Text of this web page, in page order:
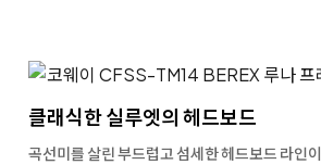
클래식한 실루엣의 헤드보드
곡선미를 살린 부드럽고 섬세한 헤드보드 라인이